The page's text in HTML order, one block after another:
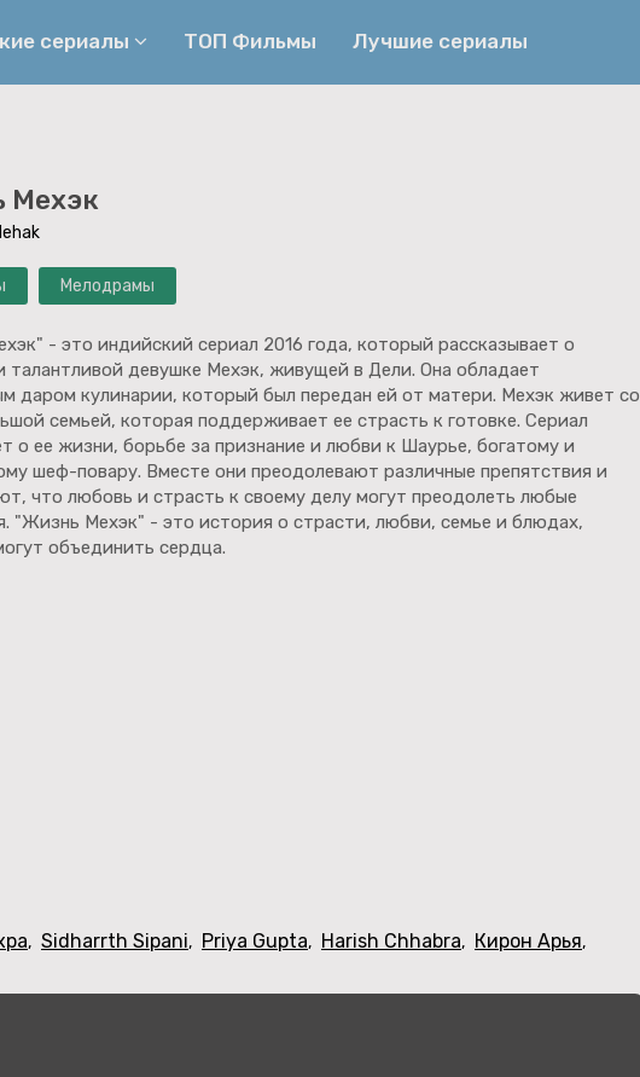
сериалы
Семейные
Мелодрамы
Фильмы
Комедии
Ужасы
ТОП Фильмы Лучшие сериалы
Мехэк
Мелодрамы
- это индийский сериал 2016 года, который рассказывает о
талантливой девушке Мехэк, живущей в Дели. Она обладает
даром кулинарии, который был передан ей от матери. Мехэк живет со
семьей, которая поддерживает ее страсть к готовке. Сериал
о ее жизни, борьбе за признание и любви к Шаурье, богатому и
шеф-повару. Вместе они преодолевают различные препятствия и
что любовь и страсть к своему делу могут преодолеть любые
"Жизнь Мехэк" - это история о страсти, любви, семье и блюдах,
объединить сердца.
, Sidharrth Sipani, Priya Gupta, Harish Chhabra, Кирон Арья,